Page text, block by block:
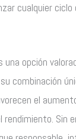
cualquier ciclo
opción
combinación
el
rendimiento. Sin